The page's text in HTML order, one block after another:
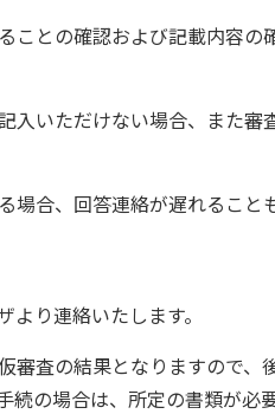
ことの確認および記載内容
入いただけない場合、また
合、回答連絡が遅れること
より連絡いたします。
審査の結果となりますので
続の場合は、所定の書類が必